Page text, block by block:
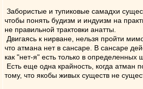
Забористые и тупиковые самадхи
чтобы понять будизм и индуизм на
не правильной трактовки анатты.
Двигаясь к нирване, нельзя пройти
что атмана нет в сансаре. В сансаре
как "нет-я" есть только в
Есть еще одна крайность, когда атман
тому, что якобы живых существ не